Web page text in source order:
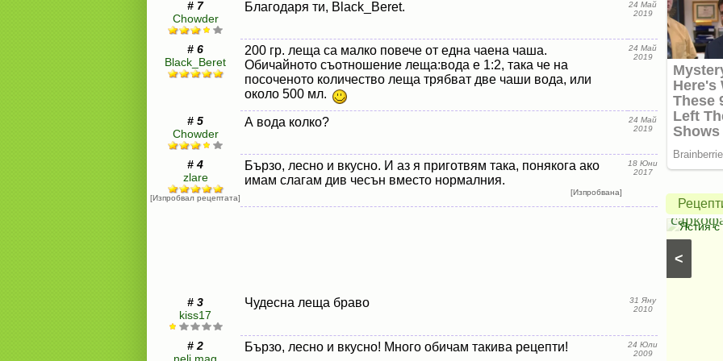
# 7
Chowder
Благодаря ти, Black_Beret.
24 Май
2019
# 6
Black_Beret
200 гр. леща са малко повече от една чаена чаша.
Обичайното съотношение леща:вода е 1:2, така че на
посоченото количество леща трябват две чаши вода, или
около 500 мл.
24 Май
2019
# 5
Chowder
А вода колко?
24 Май
2019
# 4
zlare
[Изпробвал рецептата]
Бързо, лесно и вкусно. И аз я приготвям така, понякога ако
имам слагам див чесън вместо нормалния.
[Изпробвана]
18 Юни
2017
# 3
kiss17
Чудесна леща браво
31 Яну
2010
# 2
Бързо, лесно и вкусно! Много обичам такива рецепти!
24 Юли
2009
<
Крем
чиа
и
Печено
пиле
в
Ястия